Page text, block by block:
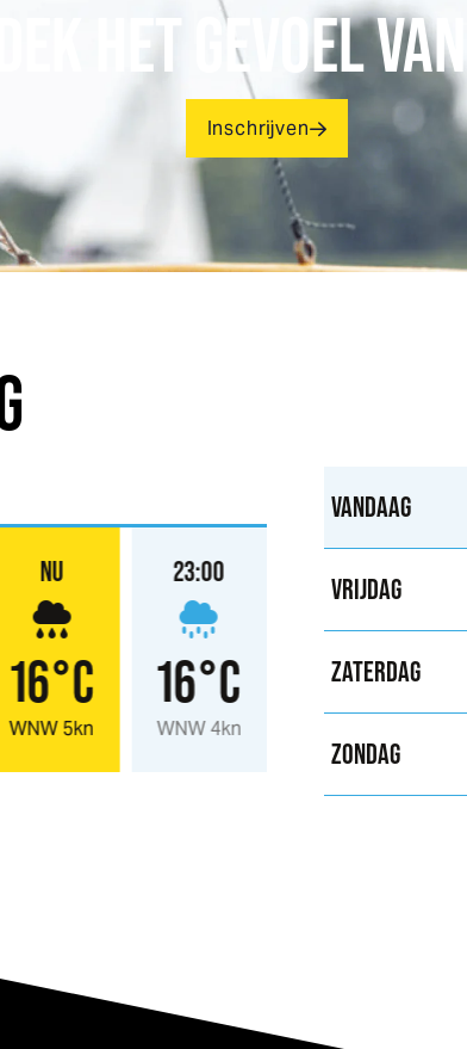
HET GEVOEL VAN
Inschrijven
NU
16°C
WNW 5kn
23:00
16°C
WNW 4kn
VANDAAG
VRIJDAG
ZATERDAG
ZONDAG